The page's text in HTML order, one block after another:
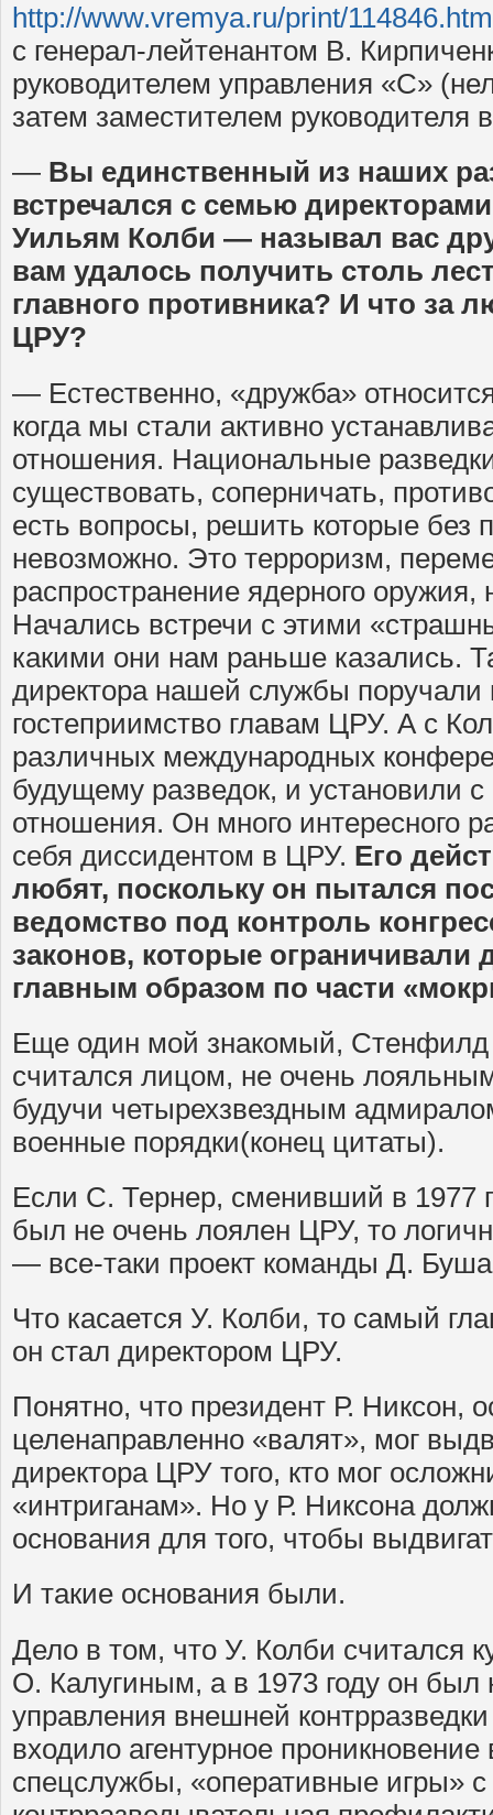
http://www.vremya.ru/print/
с генерал-лейтенантом В.
руководителем управления «С»
затем заместителем руководителя
— Вы единственный из наших
встречался с семью
Уильям Колби — называл вас
вам удалось получить столь
главного противника? И что за
ЦРУ?
— Естественно, «дружба»
когда мы стали активно
отношения. Национальные
существовать, соперничать,
есть вопросы, решить которые без
невозможно. Это терроризм,
распространение ядерного
Начались встречи с этими
какими они нам раньше казались.
директора нашей службы поручали
гостеприимство главам ЦРУ. А с
различных международных
будущему разведок, и установили
отношения. Он много интересного
себя диссидентом в ЦРУ. Его
любят, поскольку он пытался
ведомство под контроль
законов, которые ограничивали
главным образом по части
Еще один мой знакомый, Стенфилд
считался лицом, не очень
будучи четырехзвездным
военные порядки(конец цитаты).
Если С. Тернер, сменивший в 1977
был не очень лоялен ЦРУ, то
— все-таки проект команды Д.
Что касается У. Колби, то самый
он стал директором ЦРУ.
Понятно, что президент Р. Никсон,
целенаправленно «валят», мог
директора ЦРУ того, кто мог
«интриганам». Но у Р. Никсона
основания для того, чтобы
И такие основания были.
Дело в том, что У. Колби считался
О. Калугиным, а в 1973 году он был
управления внешней
входило агентурное
спецслужбы, «оперативные игры»